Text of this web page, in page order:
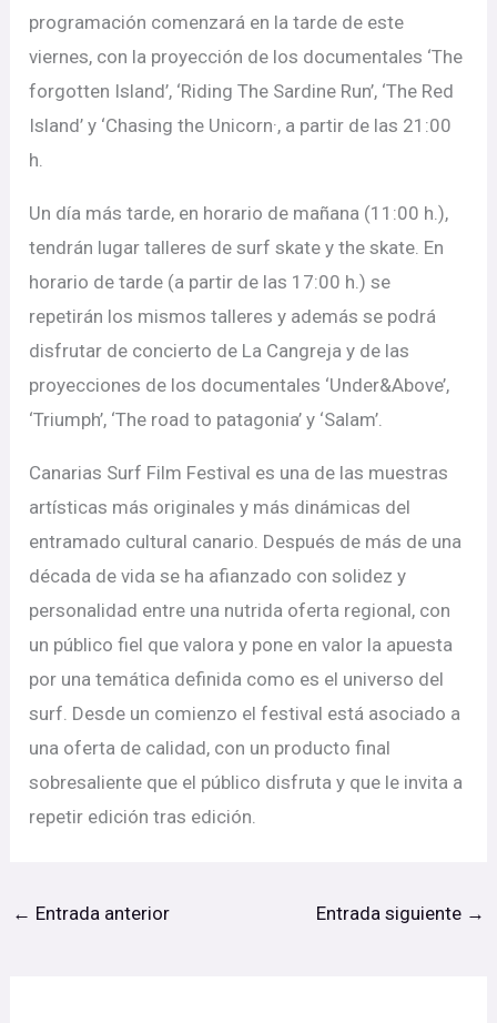
programación comenzará en la tarde de este
viernes, con la proyección de los documentales ‘The
forgotten Island’, ‘Riding The Sardine Run’, ‘The Red
Island’ y ‘Chasing the Unicorn·, a partir de las 21:00
h.
Un día más tarde, en horario de mañana (11:00 h.),
tendrán lugar talleres de surf skate y the skate. En
horario de tarde (a partir de las 17:00 h.) se
repetirán los mismos talleres y además se podrá
disfrutar de concierto de La Cangreja y de las
proyecciones de los documentales ‘Under&Above’,
‘Triumph’, ‘The road to patagonia’ y ‘Salam’.
Canarias Surf Film Festival es una de las muestras
artísticas más originales y más dinámicas del
entramado cultural canario. Después de más de una
década de vida se ha afianzado con solidez y
personalidad entre una nutrida oferta regional, con
un público fiel que valora y pone en valor la apuesta
por una temática definida como es el universo del
surf. Desde un comienzo el festival está asociado a
una oferta de calidad, con un producto final
sobresaliente que el público disfruta y que le invita a
repetir edición tras edición.
← Entrada anterior Entrada siguiente →